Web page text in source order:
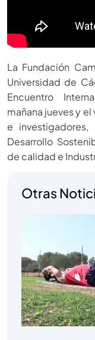
La Fundación
Universidad de
Encuentro
mañana jueves y
e
Desarrollo
de calidad e
Otras